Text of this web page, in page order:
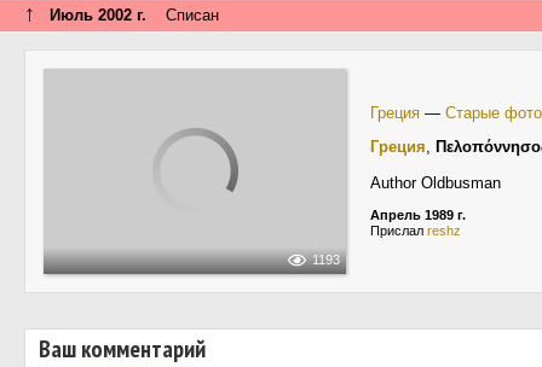
↑ Июль 2002 г. Списан
1193
Греция — Старые
Греция,
Author Oldbusman
Апрель 1989 г.
Прислал reshz
Ваш комментарий